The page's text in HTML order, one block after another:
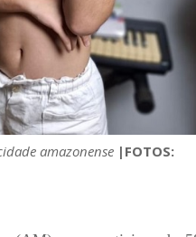
amazonense |FOTOS: